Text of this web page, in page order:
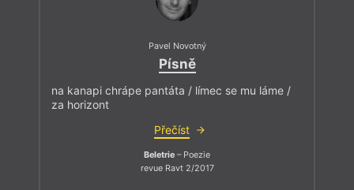
Pavel Novotný
Písně
na kanapi chrápe pantáta / límec se mu láme /
za horizont
Přečíst
Beletrie – Poezie
revue Ravt 2/2017